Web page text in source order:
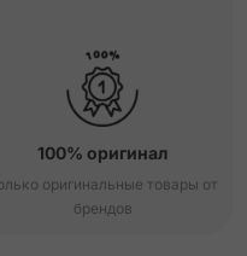
100% оригинал
оригинальные товары от
брендов